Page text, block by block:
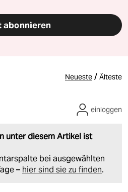
abonnieren
Neueste / Älteste
unter diesem Artikel ist
bei ausgewählten
– hier sind sie zu finden.
einloggen